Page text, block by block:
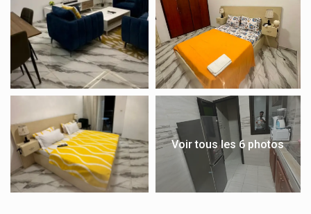
Voir tous les 6 photos